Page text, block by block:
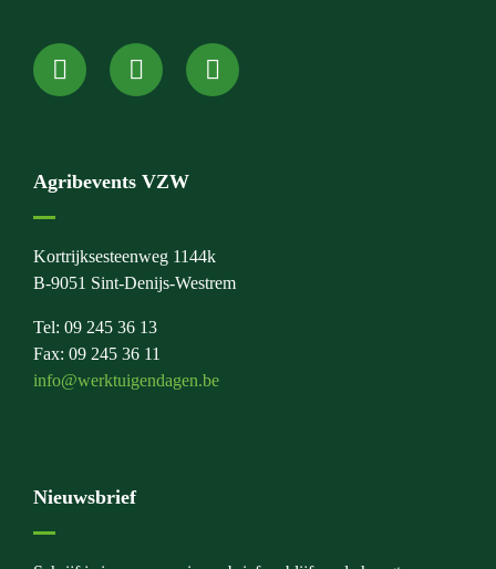
Agribevents VZW
Kortrijksesteenweg 1144k
B-9051 Sint-Denijs-Westrem
Tel: 09 245 36 13
Fax: 09 245 36 11
info@werktuigendagen.be
Nieuwsbrief